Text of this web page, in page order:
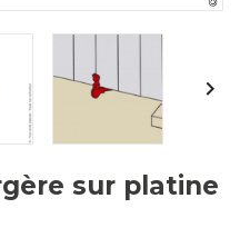

sur platine